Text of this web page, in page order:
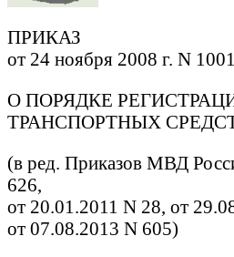
ПРИКАЗ
от 24 ноября 2008 г. N 1001
О ПОРЯДКЕ
ТРАНСПОРТНЫХ
(в ред. Приказов МВД
626,
от 20.01.2011 N 28, от
от 07.08.2013 N 605)